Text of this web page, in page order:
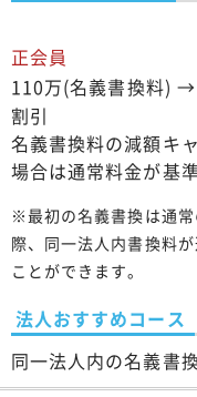
正会員
110万(名義書換料) →
割引
名義書換料の減額キ
場合は通常料金が基
※最初の名義書換は通
際、同一法人内書換料
ことができます。
法人おすすめコース
同一法人内の名義書